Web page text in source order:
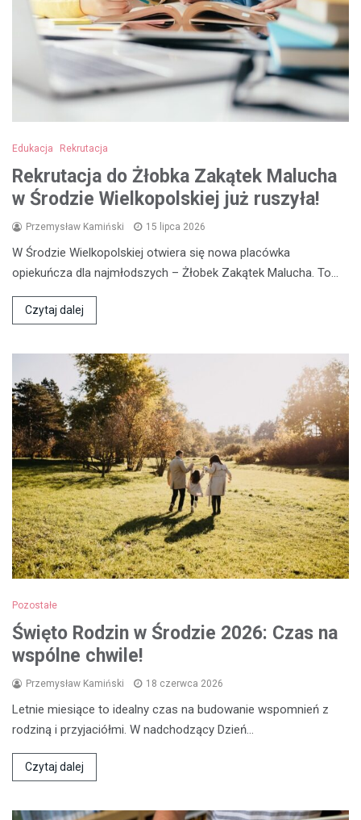
Edukacja Rekrutacja
Rekrutacja do Żłobka Zakątek Malucha
w Środzie Wielkopolskiej już ruszyła!
Przemysław Kamiński 15 lipca 2026
W Środzie Wielkopolskiej otwiera się nowa placówka
opiekuńcza dla najmłodszych – Żłobek Zakątek Malucha. To…
Czytaj dalej
Pozostałe
Święto Rodzin w Środzie 2026: Czas na
wspólne chwile!
Przemysław Kamiński 18 czerwca 2026
Letnie miesiące to idealny czas na budowanie wspomnień z
rodziną i przyjaciółmi. W nadchodzący Dzień…
Czytaj dalej